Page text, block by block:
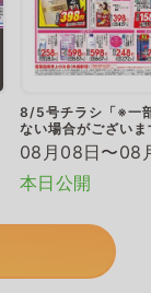
8/5号チラシ「※一
ない場合がございま
08月08日〜08
本日公開